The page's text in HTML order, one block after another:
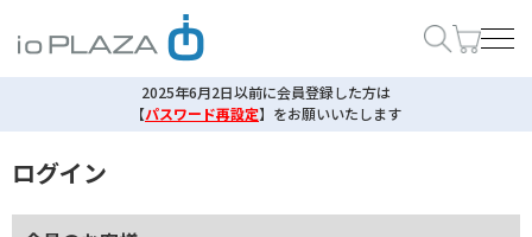
2025年6月2日以前に会員登録した方は
【パスワード再設定】 をお願いいたします
ログイン